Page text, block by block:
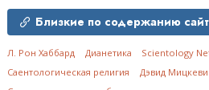
Близкие по содержанию
Л. Рон Хаббард Дианетика
Scientology
Саентологическая религия
Дэвид